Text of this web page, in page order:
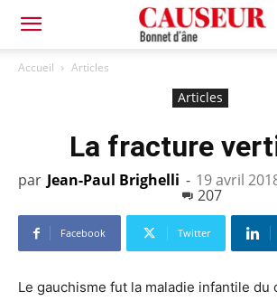
Bonnet
Accueil Articles
Articles
La fracture
par Jean-Paul Brighelli - 19 avril
207
Facebook Twitter
Le gauchisme fut la maladie infantile du